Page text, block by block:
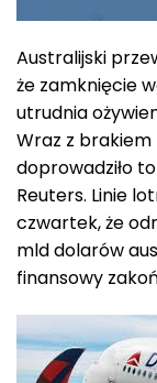
Australijski
że zamknięcie
utrudnia
Wraz z
doprowadziło
Reuters. Linie
czwartek, że
mld dolarów
finansowy